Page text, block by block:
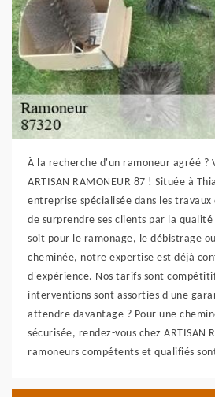
À la recherche d'un ramoneur agréé ?
ARTISAN RAMONEUR 87 ! Située à
entreprise spécialisée dans les travaux
de surprendre ses clients par la qualité
soit pour le ramonage, le débistrage
cheminée, notre expertise est déjà
d'expérience. Nos tarifs sont
interventions sont assorties d'une
attendre davantage ? Pour une
sécurisée, rendez-vous chez ARTISAN
ramoneurs compétents et qualifiés